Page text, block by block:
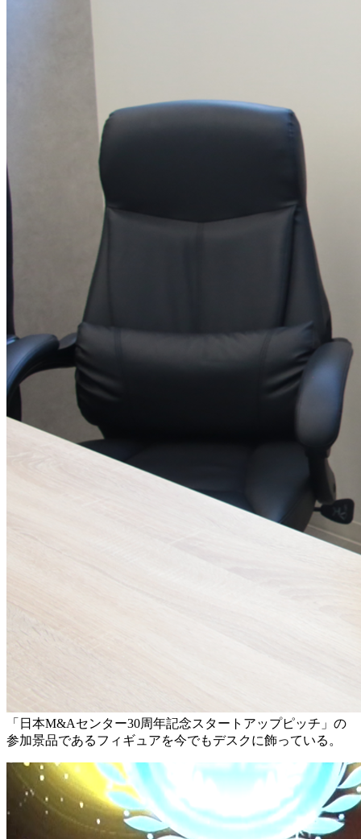
「日本M&Aセンター30周年記念スタートアップピッチ」の
参加景品であるフィギュアを今でもデスクに飾っている。